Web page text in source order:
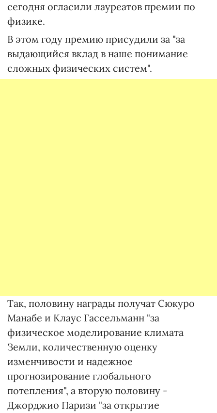
сегодня огласили лауреатов премии по
физике.
В этом году премию присудили за "за
выдающийся вклад в наше понимание
сложных физических систем".
Так, половину награды получат Сюкуро
Манабе и Клаус Гассельманн "за
физическое моделирование климата
Земли, количественную оценку
изменчивости и надежное
прогнозирование глобального
потепления", а вторую половину -
Джорджио Паризи "за открытие